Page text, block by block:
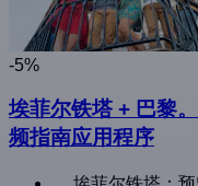
-5%
埃菲尔铁塔 + 巴黎
频指南应用程序